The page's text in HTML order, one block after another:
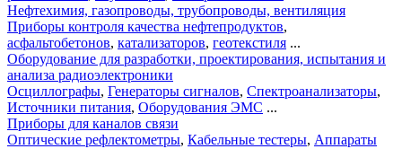
Нефтехимия, газопроводы, трубопроводы, вентиляция
Приборы контроля качества нефтепродуктов,
асфальтобетонов, катализаторов, геотекстиля ...
Оборудование для разработки, проектирования, испытания и
анализа радиоэлектроники
Осциллографы, Генераторы сигналов, Спектроанализаторы,
Источники питания, Оборудования ЭМС ...
Приборы для каналов связи
Оптические рефлектометры, Кабельные тестеры, Аппараты